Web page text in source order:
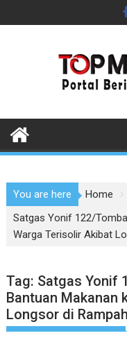
to
You are here
Home
Satgas Yonif 122/
Warga Terisolir Akibat
Tag: Satgas Yonif
Bantuan Makanan
Longsor di Rampah